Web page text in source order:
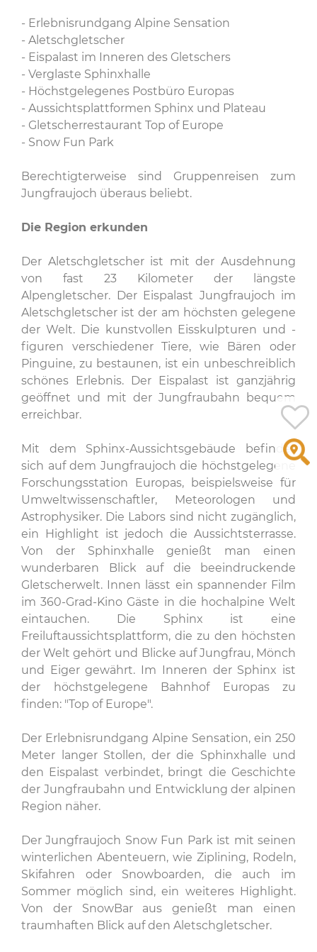
- Erlebnisrundgang Alpine Sensation
- Aletschgletscher
- Eispalast im Inneren des Gletschers
- Verglaste Sphinxhalle
- Höchstgelegenes Postbüro Europas
- Aussichtsplattformen Sphinx und Plateau
- Gletscherrestaurant Top of Europe
- Snow Fun Park
Berechtigterweise sind Gruppenreisen zum
Jungfraujoch überaus beliebt.
Die Region erkunden
Der Aletschgletscher ist mit der Ausdehnung
von fast 23 Kilometer der längste
Alpengletscher. Der Eispalast Jungfraujoch im
Aletschgletscher ist der am höchsten gelegene
der Welt. Die kunstvollen Eisskulpturen und -
figuren verschiedener Tiere, wie Bären oder
Pinguine, zu bestaunen, ist ein unbeschreiblich
schönes Erlebnis. Der Eispalast ist ganzjährig
geöffnet und mit der Jungfraubahn bequem
erreichbar.
Mit dem Sphinx-Aussichtsgebäude befindet
sich auf dem Jungfraujoch die höchstgelegene
Forschungsstation Europas, beispielsweise für
Umweltwissenschaftler, Meteorologen und
Astrophysiker. Die Labors sind nicht zugänglich,
ein Highlight ist jedoch die Aussichtsterrasse.
Von der Sphinxhalle genießt man einen
wunderbaren Blick auf die beeindruckende
Gletscherwelt. Innen lässt ein spannender Film
im 360-Grad-Kino Gäste in die hochalpine Welt
eintauchen. Die Sphinx ist eine
Freiluftaussichtsplattform, die zu den höchsten
der Welt gehört und Blicke auf Jungfrau, Mönch
und Eiger gewährt. Im Inneren der Sphinx ist
der höchstgelegene Bahnhof Europas zu
finden: "Top of Europe".
Der Erlebnisrundgang Alpine Sensation, ein 250
Meter langer Stollen, der die Sphinxhalle und
den Eispalast verbindet, bringt die Geschichte
der Jungfraubahn und Entwicklung der alpinen
Region näher.
Der Jungfraujoch Snow Fun Park ist mit seinen
winterlichen Abenteuern, wie Ziplining, Rodeln,
Skifahren oder Snowboarden, die auch im
Sommer möglich sind, ein weiteres Highlight.
Von der SnowBar aus genießt man einen
traumhaften Blick auf den Aletschgletscher.